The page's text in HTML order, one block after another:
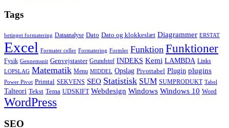
Tags
betinget formatering Dataanalyse Dato Dato og klokkeslæt Diagrammer ERSTAT
Excel Formater celler Formatering Formler Funktion Funktioner
Fysik Gennemsnit Genvejstaster Grundstof INDEKS Kemi LAMBDA Links
LOPSLAG Matematik Menu MIDDEL Opslag Pivottabel Plugin plugins
Power Pivot Primtal SEKVENS SEO Statistisk SUM SUMPRODUKT Tabel
Talteori Tekst Tema UDSKIFT Webdesign Windows Windows 10 Word
WordPress
SEO